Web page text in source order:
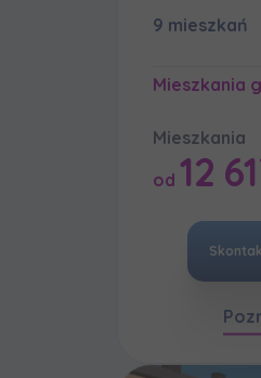
9 mieszkań
Mieszkania
Mieszkania
od 12